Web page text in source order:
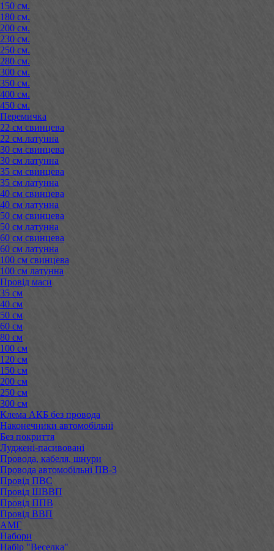
150 см.
180 см.
200 см.
230 см.
250 см.
280 см.
300 см.
350 см.
400 см.
450 см.
Перемичка
22 см свинцева
22 см латунна
30 см свинцева
30 см латунна
35 см свинцева
35 см латунна
40 см свинцева
40 см латунна
50 см свинцева
50 см латунна
60 см свинцева
60 см латунна
100 см свинцева
100 см латунна
Провід маси
35 см
40 см
50 см
60 см
80 см
100 см
120 см
150 см
200 см
250 см
300 см
Клема АКБ без провода
Наконечники автомобільні
Без покриття
Луджені-пасивовані
Провода, кабеля, шнури
Провода автомобільні ПВ-3
Провід ПВС
Провід ШВВП
Провід ППВ
Провід ВВП
АМГ
Набори
Набір "Веселка"